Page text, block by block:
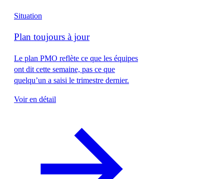
Situation
Plan toujours à jour
Le plan PMO reflète ce que les équipes
ont dit cette semaine, pas ce que
quelqu’un a saisi le trimestre dernier.
Voir en détail